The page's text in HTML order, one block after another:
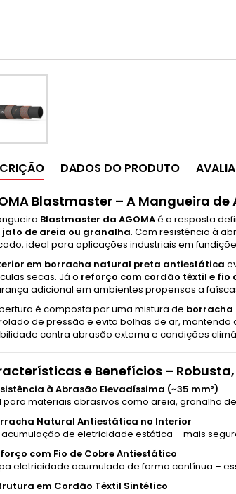
DADOS DO PRODUTO
Blastmaster – A Mangueira
Blastmaster da AGOMAé a resposta
jato de areia ou granalha. Com resistência à
ideal para aplicações industriais em
em borracha natural preta antiestática
secas. Já o reforço com cordão têxtil e fio
adicional em ambientes propensos a
é composta por uma mistura de borracha
de pressão e evita bolhas de ar,
contra abrasão externa e condições
e Benefícios –
à Abrasão Elevadíssima (~35 mm³)
para materiais abrasivos como areia, granalha
Natural Antiestática no Interior
acumulação de eletricidade estática – mais
com Fio de Cobre Antiestático
eletricidade acumulada de forma contínua –
em Cordão Têxtil Sintético